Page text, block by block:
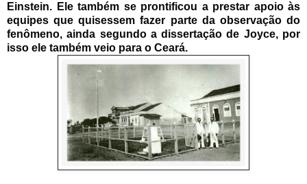
Einstein. Ele também se prontificou a prestar apoio às
equipes que quisessem fazer parte da observação do
fenômeno, ainda segundo a dissertação de Joyce, por
isso ele também veio para o Ceará.